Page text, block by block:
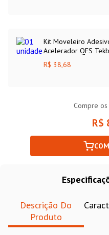
Kit Moveleiro
Acelerador QFS
R$ 38,68
Compre os
R$
Descrição Do
Produto